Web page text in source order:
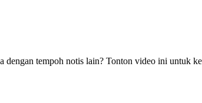
dengan tempoh notis lain? Tonton video ini untuk